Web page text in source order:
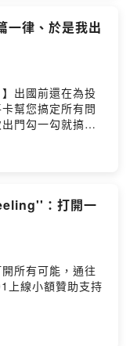
式及標準不一
白兩色，依然能
江振誠📢S2#03
邀約/來信/聯絡：
：
一律、於是我出
出國前還在為投
幫您搞定所有問
門勾一勾就搞定!
理，富邦產險保
也可以右轉。我
向。📢S2#02｜
/邀約/來信/聯絡：
：
by Firstory
：打開一
所有可能，通往
上線小額贊助支持